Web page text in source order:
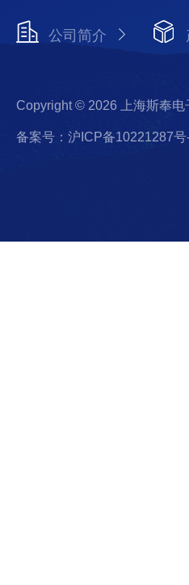
公司简介
Copyright © 2026 上海斯奉
备案号：沪ICP备10221287号